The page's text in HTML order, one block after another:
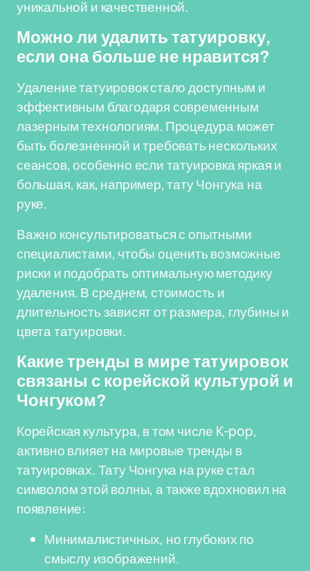
уникальной и качественной.
Можно ли удалить татуировку,
если она больше не нравится?
Удаление татуировок стало доступным и
эффективным благодаря современным
лазерным технологиям. Процедура может
быть болезненной и требовать нескольких
сеансов, особенно если татуировка яркая и
большая, как, например, тату Чонгука на
руке.
Важно консультироваться с опытными
специалистами, чтобы оценить возможные
риски и подобрать оптимальную методику
удаления. В среднем, стоимость и
длительность зависят от размера, глубины и
цвета татуировки.
Какие тренды в мире татуировок
связаны с корейской культурой и
Чонгуком?
Корейская культура, в том числе K-pop,
активно влияет на мировые тренды в
татуировках. Тату Чонгука на руке стал
символом этой волны, а также вдохновил на
появление:
Минималистичных, но глубоких по
смыслу изображений.